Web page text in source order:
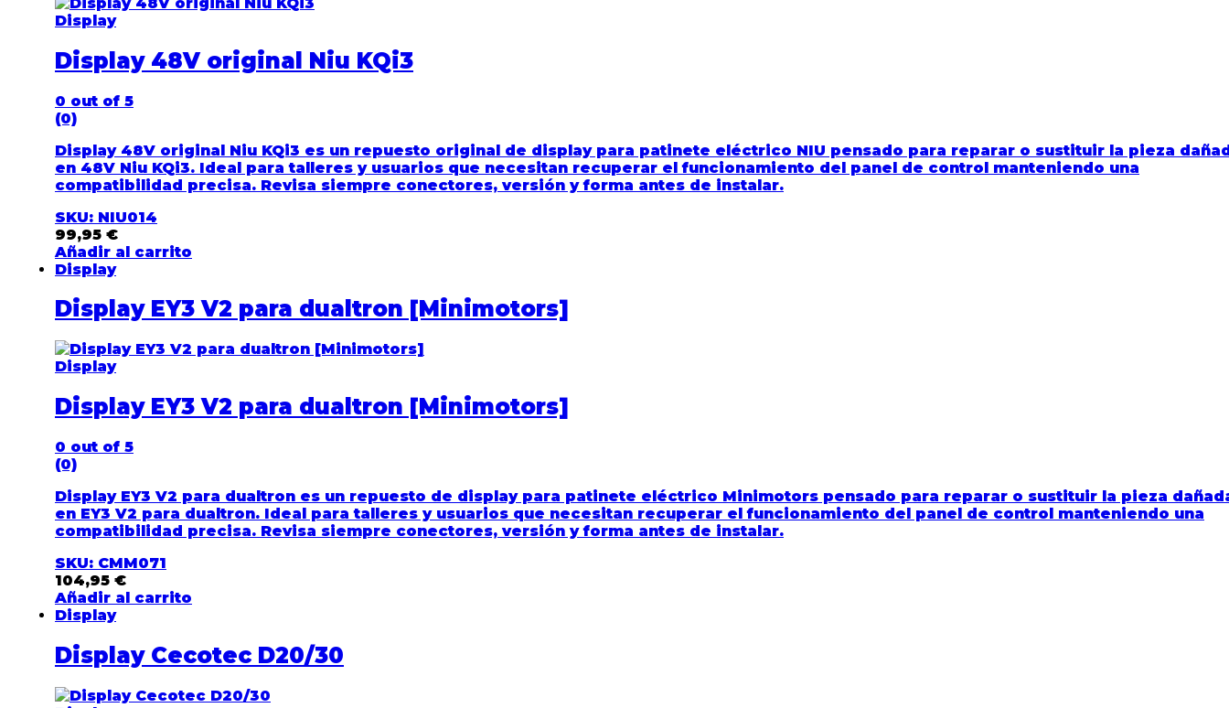
Display
Display 48V original Niu KQi3
0 out of 5
(0)
Display 48V original Niu KQi3 es un repuesto original de display para patinete eléctrico NIU pensado para reparar o sustituir la pieza
en 48V Niu KQi3. Ideal para talleres y usuarios que necesitan recuperar el funcionamiento del panel de control manteniendo una
compatibilidad precisa. Revisa siempre conectores, versión y forma antes de instalar.
SKU: NIU014
99,95 €
Añadir al carrito
Display
Display EY3 V2 para dualtron [Minimotors]
Display
Display EY3 V2 para dualtron [Minimotors]
0 out of 5
(0)
Display EY3 V2 para dualtron es un repuesto de display para patinete eléctrico Minimotors pensado para reparar o sustituir la pieza
en EY3 V2 para dualtron. Ideal para talleres y usuarios que necesitan recuperar el funcionamiento del panel de control manteniendo una
compatibilidad precisa. Revisa siempre conectores, versión y forma antes de instalar.
SKU: CMM071
104,95 €
Añadir al carrito
Display
Display Cecotec D20/30